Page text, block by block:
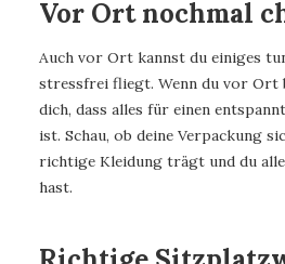
Vor Ort nochmal
Auch vor Ort kannst du einiges
stressfrei fliegt. Wenn du vor Ort
dich, dass alles für einen
ist. Schau, ob deine Verpackung
richtige Kleidung trägt und du
hast.